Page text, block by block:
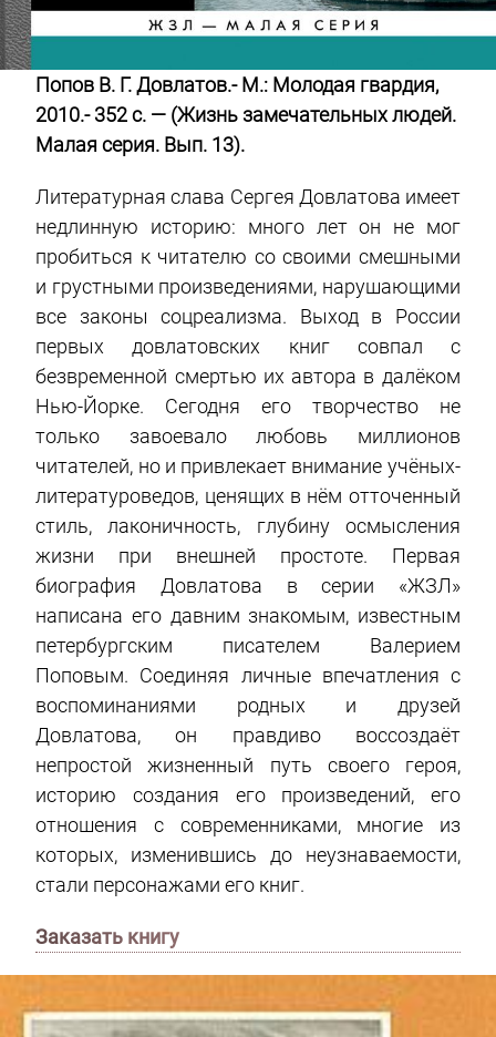
Попов В. Г. Довлатов.- М.: Молодая гвардия,
2010.- 352 с. — (Жизнь замечательных людей.
Малая серия. Вып. 13).
Литературная слава Сергея Довлатова имеет
недлинную историю: много лет он не мог
пробиться к читателю со своими смешными
и грустными произведениями, нарушающими
все законы соцреализма. Выход в России
первых довлатовских книг совпал с
безвременной смертью их автора в далёком
Нью-Йорке. Сегодня его творчество не
только завоевало любовь миллионов
читателей, но и привлекает внимание учёных-
литературоведов, ценящих в нём отточенный
стиль, лаконичность, глубину осмысления
жизни при внешней простоте. Первая
биография Довлатова в серии «ЖЗЛ»
написана его давним знакомым, известным
петербургским писателем Валерием
Поповым. Соединяя личные впечатления с
воспоминаниями родных и друзей
Довлатова, он правдиво воссоздаёт
непростой жизненный путь своего героя,
историю создания его произведений, его
отношения с современниками, многие из
которых, изменившись до неузнаваемости,
стали персонажами его книг.
Заказать книгу